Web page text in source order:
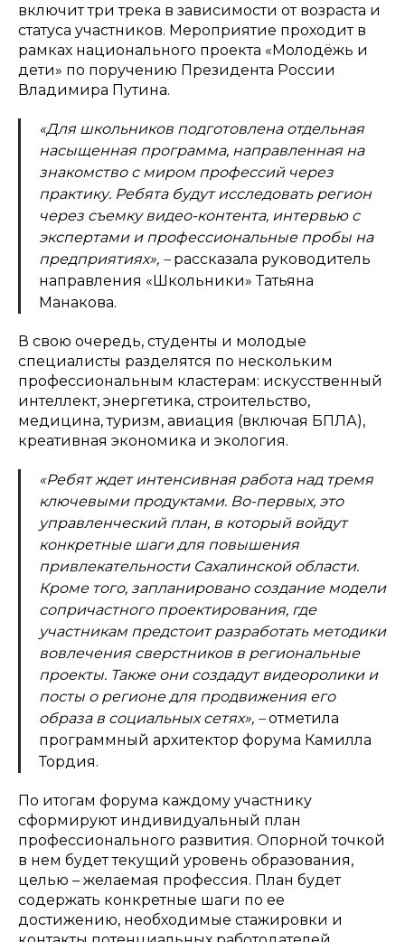
включит три трека в зависимости от возраста и
статуса участников. Мероприятие проходит в
рамках национального проекта «Молодёжь и
дети» по поручению Президента России
Владимира Путина.
«Для школьников подготовлена отдельная
насыщенная программа, направленная на
знакомство с миром профессий через
практику. Ребята будут исследовать регион
через съемку видео-контента, интервью с
экспертами и профессиональные пробы на
предприятиях», –рассказала руководитель
направления «Школьники» Татьяна
Манакова.
В свою очередь, студенты и молодые
специалисты разделятся по нескольким
профессиональным кластерам: искусственный
интеллект, энергетика, строительство,
медицина, туризм, авиация (включая БПЛА),
креативная экономика и экология.
«Ребят ждет интенсивная работа над тремя
ключевыми продуктами. Во-первых, это
управленческий план, в который войдут
конкретные шаги для повышения
привлекательности Сахалинской области.
Кроме того, запланировано создание модели
сопричастного проектирования, где
участникам предстоит разработать методики
вовлечения сверстников в региональные
проекты. Также они создадут видеоролики и
посты о регионе для продвижения его
образа в социальных сетях», –отметила
программный архитектор форума Камилла
Тордия.
По итогам форума каждому участнику
сформируют индивидуальный план
профессионального развития. Опорной точкой
в нем будет текущий уровень образования,
целью – желаемая профессия. План будет
содержать конкретные шаги по ее
достижению, необходимые стажировки и